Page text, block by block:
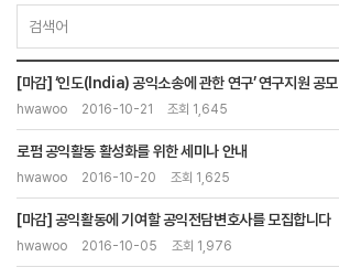
[마감] ‘인도(India) 공익소송에 관한 연구’ 연구지원 공모
hwawoo 2016-10-21 조회 1,645
로펌 공익활동 활성화를 위한 세미나 안내
hwawoo 2016-10-20 조회 1,625
[마감] 공익활동에 기여할 공익전담변호사를 모집합니다
hwawoo 2016-10-05 조회 1,976